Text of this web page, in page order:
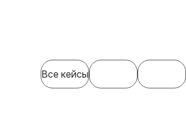
Все кейсы